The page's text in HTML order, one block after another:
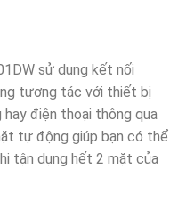
sử dụng kết nối
tương tác với thiết bị
điện thoại thông qua
tự động giúp bạn có thể
tận dụng hết 2 mặt của